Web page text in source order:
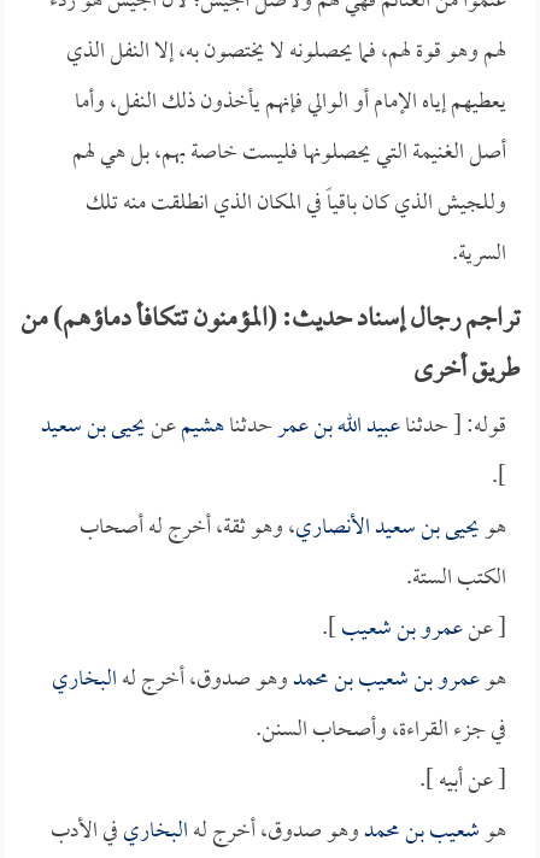
لهم وهو قوة لهم، فما يحصلونه لا يختصون به، إلا النفل الذي
يعطيهم إياه الإمام أو الوالي فإنهم يأخذون ذلك النفل، وأما
أصل الغنيمة التي يحصلونها فليست خاصة بهم، بل هي لهم
وللجيش الذي كان باقياً في المكان الذي انطلقت منه تلك
السرية.
تراجم رجال إسناد حديث: (المؤمنون تتكافأ دماؤهم) من
طريق أخرى
قوله: [ حدثناعبيد الله بن عمرحدثناهشيمعنيحيى بن سعيد
].
هويحيى بن سعيد الأنصاري، وهو ثقة، أخرج له أصحاب
الكتب الستة.
[ عنعمرو بن شعيب].
هوعمرو بن شعيب بن محمدوهو صدوق، أخرج لهالبخاري
في جزء القراءة، وأصحاب السنن.
[ عن أبيه ].
هوشعيب بن محمدوهو صدوق، أخرج لهالبخاريفي الأدب